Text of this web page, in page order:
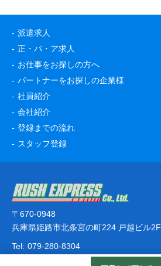
派遣求人
正・パ・ア求人
お仕事をお探しの方へ
パートナーをお探しの企業様
社員紹介
会社紹介
登録までの流れ
スタッフ登録
〒670-0948
兵庫県姫路市北条宮の町224 戸越ビル2F
Tel: 079-280-8304